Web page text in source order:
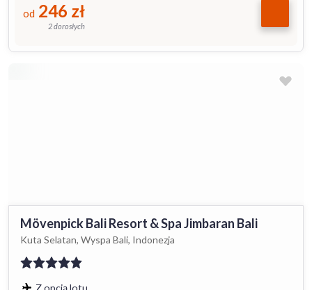
od 246 zł
2 dorosłych
Mövenpick Bali Resort & Spa Jimbaran Bali
Kuta Selatan, Wyspa Bali, Indonezja
Z opcją lotu